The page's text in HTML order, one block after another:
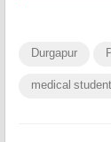
Durgapur
medical